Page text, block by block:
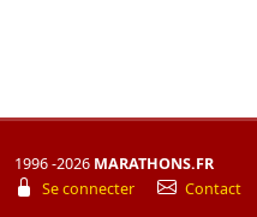
1996 -2026 MARATHONS.FR
Se connecter
Contact